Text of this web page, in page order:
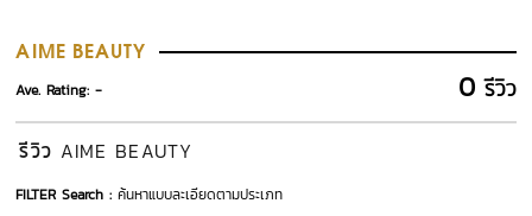
AIME BEAUTY
0รีวิว
Ave. Rating: -
รีวิว AIME BEAUTY
FILTER Search : ค้นหาแบบละเอียดตามประเภท